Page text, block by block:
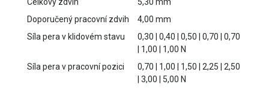
Doporučený pracovní zdvih
4,00 mm
Síla pera v klidovém stavu
0,30 | 0,40 | 0,50 | 0,70 | 0,70
| 1,00 | 1,00 N
Síla pera v pracovní pozici
0,70 | 1,00 | 1,50 | 2,25 | 2,50
| 3,00 | 5,00 N